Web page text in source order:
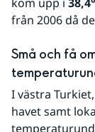
från 2006 då
Små och få
I västra
havet samt